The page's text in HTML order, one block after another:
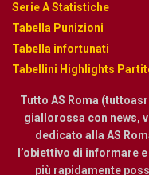
Serie A Statistiche
Tabella Punizioni
Tabella infortunati
Tabellini Highlights
Tutto AS Roma
giallorossa con news,
dedicato alla AS
l’obiettivo di informare
più rapidamente